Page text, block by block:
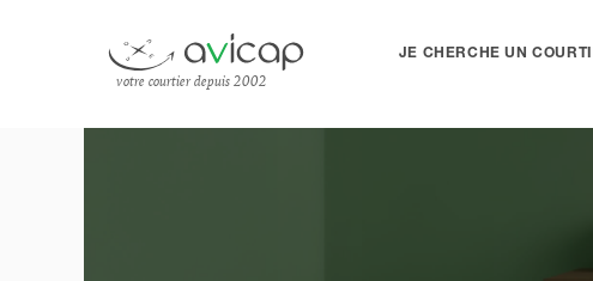
votre courtier depuis 2002
JE CHERCHE UN